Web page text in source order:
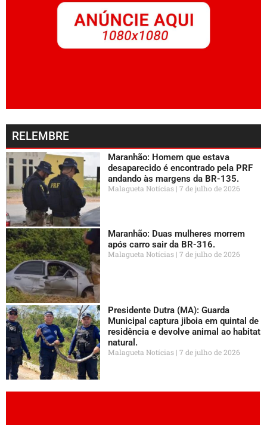
RELEMBRE
Maranhão: Homem que estava
desaparecido é encontrado pela PRF
andando às margens da BR-135.
Malagueta Notícias 7 de julho de 2026
Maranhão: Duas mulheres morrem
após carro sair da BR-316.
Malagueta Notícias 7 de julho de 2026
Presidente Dutra (MA): Guarda
Municipal captura jiboia em quintal de
residência e devolve animal ao habitat
natural.
Malagueta Notícias 7 de julho de 2026